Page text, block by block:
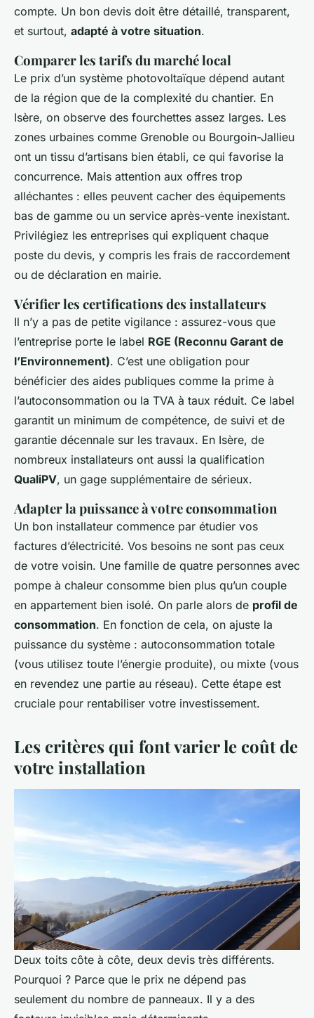
compte. Un bon devis doit être détaillé, transparent,
et surtout, adapté à votre situation.
Comparer les tarifs du marché local
Le prix d’un système photovoltaïque dépend autant
de la région que de la complexité du chantier. En
Isère, on observe des fourchettes assez larges. Les
zones urbaines comme Grenoble ou Bourgoin-Jallieu
ont un tissu d’artisans bien établi, ce qui favorise la
concurrence. Mais attention aux offres trop
alléchantes : elles peuvent cacher des équipements
bas de gamme ou un service après-vente inexistant.
Privilégiez les entreprises qui expliquent chaque
poste du devis, y compris les frais de raccordement
ou de déclaration en mairie.
Vérifier les certifications des installateurs
Il n’y a pas de petite vigilance : assurez-vous que
l’entreprise porte le label RGE (Reconnu Garant de
l’Environnement). C’est une obligation pour
bénéficier des aides publiques comme la prime à
l’autoconsommation ou la TVA à taux réduit. Ce label
garantit un minimum de compétence, de suivi et de
garantie décennale sur les travaux. En Isère, de
nombreux installateurs ont aussi la qualification
QualiPV, un gage supplémentaire de sérieux.
Adapter la puissance à votre consommation
Un bon installateur commence par étudier vos
factures d’électricité. Vos besoins ne sont pas ceux
de votre voisin. Une famille de quatre personnes avec
pompe à chaleur consomme bien plus qu’un couple
en appartement bien isolé. On parle alors de profil de
consommation. En fonction de cela, on ajuste la
puissance du système : autoconsommation totale
(vous utilisez toute l’énergie produite), ou mixte (vous
en revendez une partie au réseau). Cette étape est
cruciale pour rentabiliser votre investissement.
Les critères qui font varier le coût de
votre installation
Deux toits côte à côte, deux devis très différents.
Pourquoi ? Parce que le prix ne dépend pas
seulement du nombre de panneaux. Il y a des